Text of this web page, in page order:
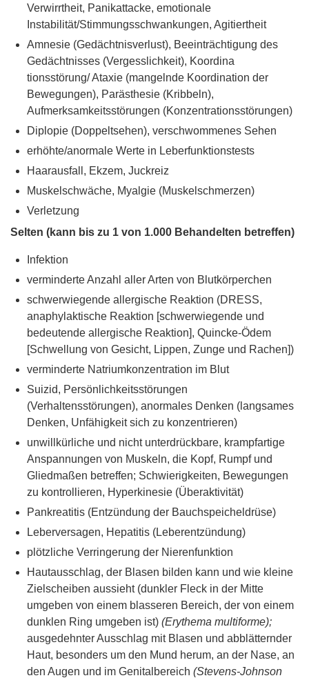
Verwirrtheit, Panikattacke, emotionale
Instabilität/Stimmungsschwankungen, Agitiertheit
Amnesie (Gedächtnisverlust), Beeinträchtigung des
Gedächtnisses (Vergesslichkeit), Koordina
tionsstörung/ Ataxie (mangelnde Koordination der
Bewegungen), Parästhesie (Kribbeln),
Aufmerksamkeitsstörungen (Konzentrationsstörungen)
Diplopie (Doppeltsehen), verschwommenes Sehen
erhöhte/anormale Werte in Leberfunktionstests
Haarausfall, Ekzem, Juckreiz
Muskelschwäche, Myalgie (Muskelschmerzen)
Verletzung
Selten (kann bis zu 1 von 1.000 Behandelten betreffen)
Infektion
verminderte Anzahl aller Arten von Blutkörperchen
schwerwiegende allergische Reaktion (DRESS,
anaphylaktische Reaktion [schwerwiegende und
bedeutende allergische Reaktion], Quincke-Ödem
[Schwellung von Gesicht, Lippen, Zunge und Rachen])
verminderte Natriumkonzentration im Blut
Suizid, Persönlichkeitsstörungen
(Verhaltensstörungen), anormales Denken (langsames
Denken, Unfähigkeit sich zu konzentrieren)
unwillkürliche und nicht unterdrückbare, krampfartige
Anspannungen von Muskeln, die Kopf, Rumpf und
Gliedmaßen betreffen; Schwierigkeiten, Bewegungen
zu kontrollieren, Hyperkinesie (Überaktivität)
Pankreatitis (Entzündung der Bauchspeicheldrüse)
Leberversagen, Hepatitis (Leberentzündung)
plötzliche Verringerung der Nierenfunktion
Hautausschlag, der Blasen bilden kann und wie kleine
Zielscheiben aussieht (dunkler Fleck in der Mitte
umgeben von einem blasseren Bereich, der von einem
dunklen Ring umgeben ist) (Erythema multiforme);
ausgedehnter Ausschlag mit Blasen und abblätternder
Haut, besonders um den Mund herum, an der Nase, an
den Augen und im Genitalbereich (Stevens-Johnson